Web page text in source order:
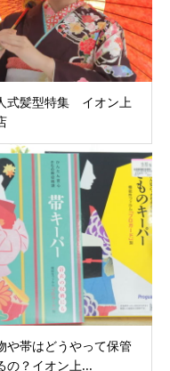
式髪型特集 イオン上
や帯はどうやって保管
の？イオン上...